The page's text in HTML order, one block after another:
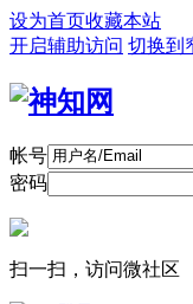
设为首页收藏本站
开启辅助访问 切换到
帐号
密码
扫一扫，访问微社区